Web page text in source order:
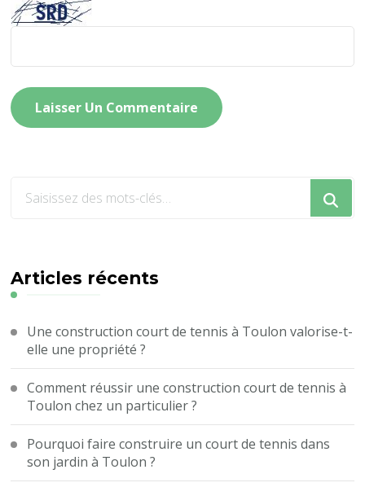
?
Articles récents
Une construction court de tennis à Toulon valorise-t-
elle une propriété ?
Comment réussir une construction court de tennis à
Toulon chez un particulier ?
Pourquoi faire construire un court de tennis dans
son jardin à Toulon ?